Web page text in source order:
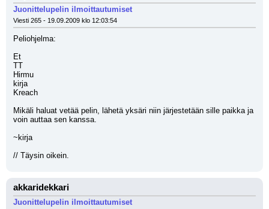
Juonittelupelin ilmoittautumiset
Viesti 265 - 19.09.2009 klo 12:03:54
Peliohjelma:
Et
TT
Hirmu
kirja
Kreach
Mikäli haluat vetää pelin, lähetä yksäri niin järjestetään sille paikka ja
voin auttaa sen kanssa.
~kirja
// Täysin oikein.
akkaridekkari
Juonittelupelin ilmoittautumiset